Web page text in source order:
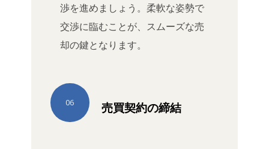
渉を進めましょう。柔軟な姿勢で
交渉に臨むことが、スムーズな売
却の鍵となります。
売買契約の締結
06